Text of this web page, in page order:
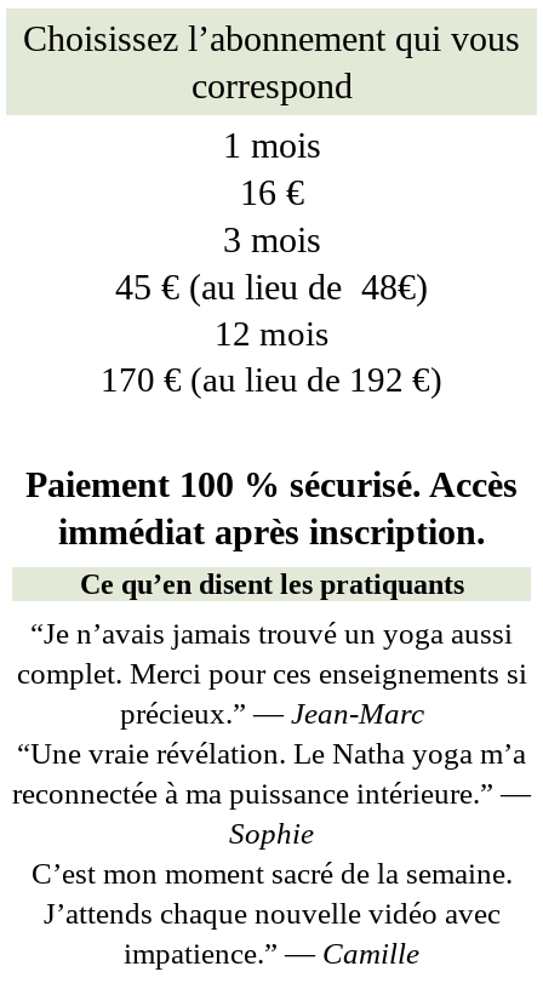
Choisissez l’abonnement qui vous
correspond
1 mois
16 €
3 mois
45 € (au lieu de 48€)
12 mois
170 € (au lieu de 192 €)
Paiement 100 % sécurisé. Accès
immédiat après inscription.
Ce qu’en disent les pratiquants
“Je n’avais jamais trouvé un yoga aussi
complet. Merci pour ces enseignements si
précieux.” —Jean-Marc
“Une vraie révélation. Le Natha yoga m’a
reconnectée à ma puissance intérieure.” —
Sophie
C’est mon moment sacré de la semaine.
J’attends chaque nouvelle vidéo avec
impatience.” — Camille